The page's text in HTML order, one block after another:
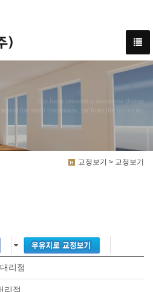
We have created a awesome theme
the word mountains, far from the countries
교정보기 > 교정보기
리점
리점